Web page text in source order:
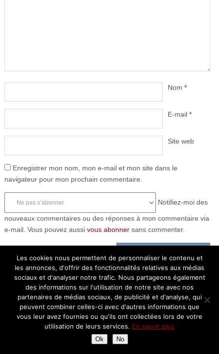
Nom *
E-mail *
Site web
Enregistrer mon nom, mon e-mail et mon site dans le
navigateur pour mon prochain commentaire.
Notifiez-moi des
nouveaux commentaires ou des réponses à mon commentaire via
e-mail. Vous pouvez aussi vous abonnersans commenter.
Les cookies nous permettent de personnaliser le contenu et
les annonces, d'offrir des fonctionnalités relatives aux médias
sociaux et d'analyser notre trafic. Nous partageons également
des informations sur l'utilisation de notre site avec nos
partenaires de médias sociaux, de publicité et d'analyse, qui
peuvent combiner celles-ci avec d'autres informations que
vous leur avez fournies ou qu'ils ont collectées lors de votre
utilisation de leurs services. En savoir plus
Ok No